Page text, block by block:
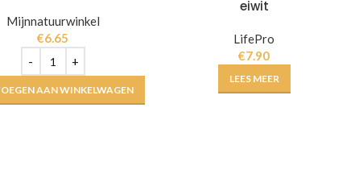
Mijnnatuurwinkel
€6.65
AAN WINKELWAGEN
eiwit
LifePro
€7.90
LEES MEER